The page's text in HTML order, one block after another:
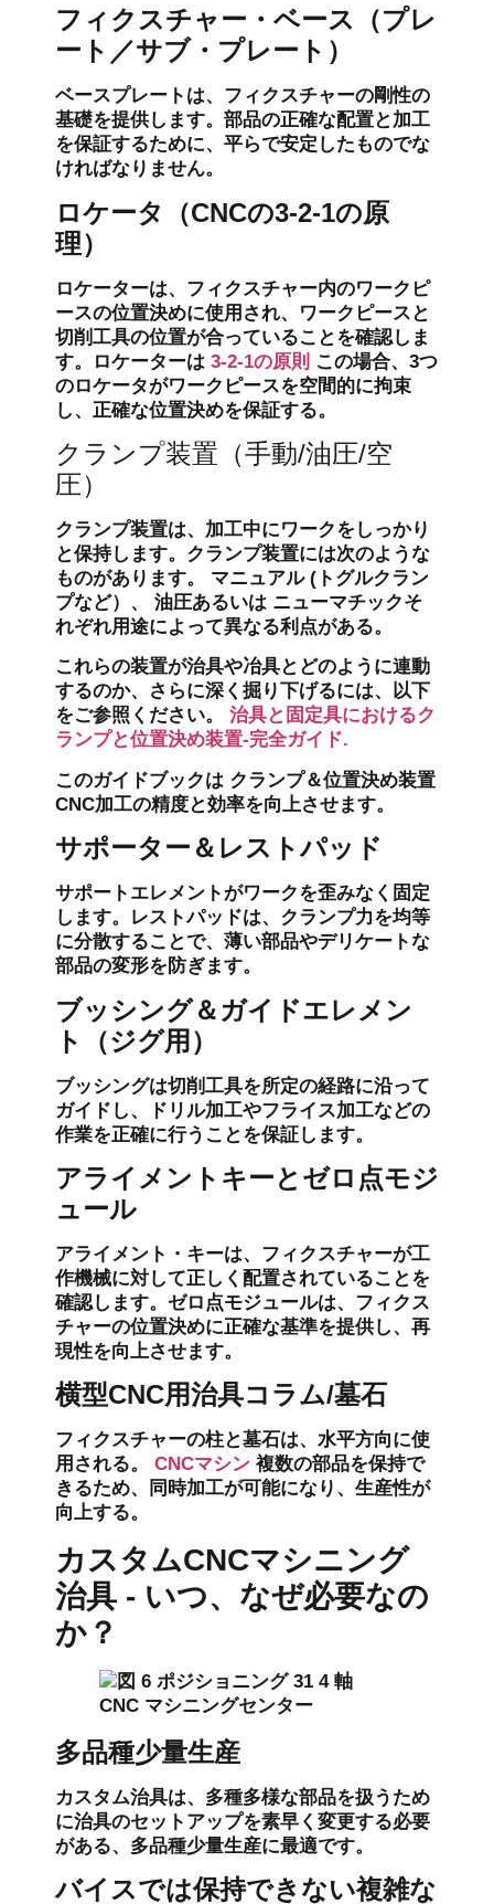
フィクスチャー・ベース（プレ
ート／サブ・プレート）
ベースプレートは、フィクスチャーの剛性の
基礎を提供します。部品の正確な配置と加工
を保証するために、平らで安定したものでな
ければなりません。
ロケータ（CNCの3-2-1の原
理）
ロケーターは、フィクスチャー内のワークピ
ースの位置決めに使用され、ワークピースと
切削工具の位置が合っていることを確認しま
す。ロケーターは 3-2-1の原則 この場合、3つ
のロケータがワークピースを空間的に拘束
し、正確な位置決めを保証する。
クランプ装置（手動/油圧/空
圧）
クランプ装置は、加工中にワークをしっかり
と保持します。クランプ装置には次のような
ものがあります。 マニュアル(トグルクラン
プなど）、 油圧あるいは ニューマチックそ
れぞれ用途によって異なる利点がある。
これらの装置が治具や冶具とどのように連動
するのか、さらに深く掘り下げるには、以下
をご参照ください。
治具と固定具におけるク
ランプと位置決め装置-完全ガイド.
このガイドブックは クランプ＆位置決め装置
CNC加工の精度と効率を向上させます。
サポーター＆レストパッド
サポートエレメントがワークを歪みなく固定
します。レストパッドは、クランプ力を均等
に分散することで、薄い部品やデリケートな
部品の変形を防ぎます。
ブッシング＆ガイドエレメン
ト（ジグ用）
ブッシングは切削工具を所定の経路に沿って
ガイドし、ドリル加工やフライス加工などの
作業を正確に行うことを保証します。
アライメントキーとゼロ点モジ
ュール
アライメント・キーは、フィクスチャーが工
作機械に対して正しく配置されていることを
確認します。ゼロ点モジュールは、フィクス
チャーの位置決めに正確な基準を提供し、再
現性を向上させます。
横型CNC用治具コラム/墓石
フィクスチャーの柱と墓石は、水平方向に使
用される。 CNCマシン 複数の部品を保持で
きるため、同時加工が可能になり、生産性が
向上する。
カスタムCNCマシニング
治具 - いつ、なぜ必要なの
か？
多品種少量生産
カスタム治具は、多種多様な部品を扱うため
に治具のセットアップを素早く変更する必要
がある、多品種少量生産に最適です。
バイスでは保持できない複雑な